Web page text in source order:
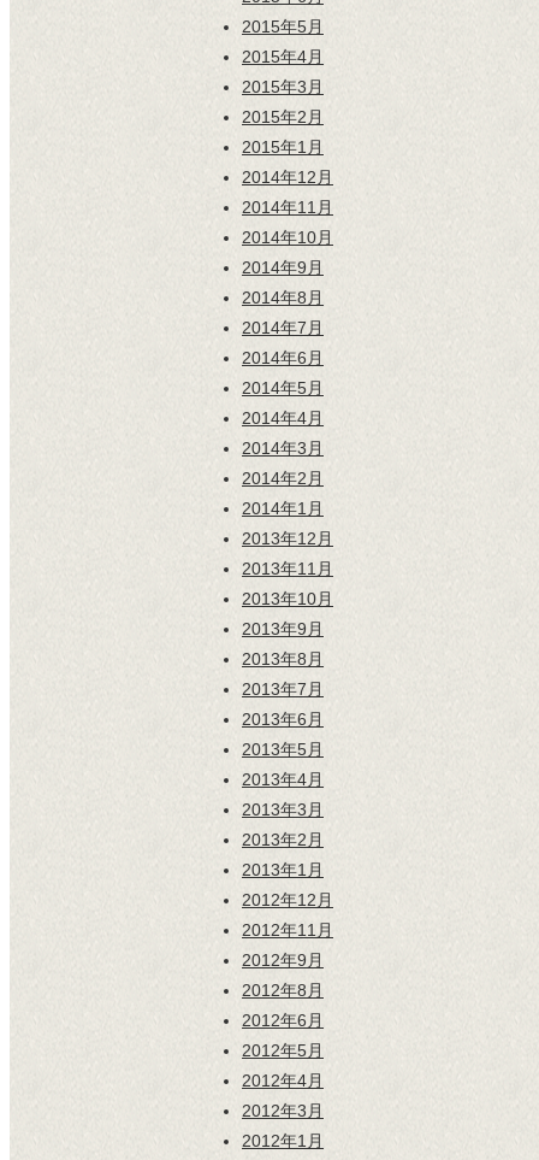
2015年5月
2015年4月
2015年3月
2015年2月
2015年1月
2014年12月
2014年11月
2014年10月
2014年9月
2014年8月
2014年7月
2014年6月
2014年5月
2014年4月
2014年3月
2014年2月
2014年1月
2013年12月
2013年11月
2013年10月
2013年9月
2013年8月
2013年7月
2013年6月
2013年5月
2013年4月
2013年3月
2013年2月
2013年1月
2012年12月
2012年11月
2012年9月
2012年8月
2012年6月
2012年5月
2012年4月
2012年3月
2012年1月